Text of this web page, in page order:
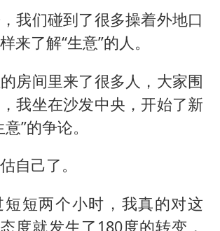
我们碰到了很多操着外地口
来了解“生意”的人。
房间里来了很多人，大家围
我坐在沙发中央，开始了新
”的争论。
自己了。
短两个小时，我真的对这
度就发生了180度的转变，